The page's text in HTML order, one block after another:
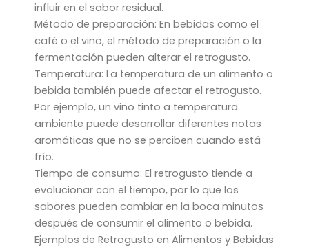
influir en el sabor residual.
Método de preparación: En bebidas como el
café o el vino, el método de preparación o la
fermentación pueden alterar el retrogusto.
Temperatura: La temperatura de un alimento o
bebida también puede afectar el retrogusto.
Por ejemplo, un vino tinto a temperatura
ambiente puede desarrollar diferentes notas
aromáticas que no se perciben cuando está
frío.
Tiempo de consumo: El retrogusto tiende a
evolucionar con el tiempo, por lo que los
sabores pueden cambiar en la boca minutos
después de consumir el alimento o bebida.
Ejemplos de Retrogusto en Alimentos y Bebidas